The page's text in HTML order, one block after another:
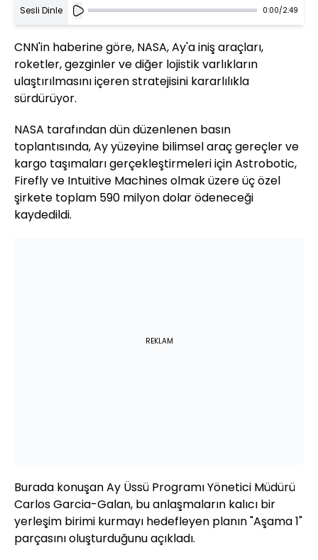
Sesli Dinle 0:00/2:49
CNN'in haberine göre, NASA, Ay'a iniş araçları,
roketler, gezginler ve diğer lojistik varlıkların
ulaştırılmasını içeren stratejisini kararlılıkla
sürdürüyor.
NASA tarafından dün düzenlenen basın
toplantısında, Ay yüzeyine bilimsel araç gereçler ve
kargo taşımaları gerçekleştirmeleri için Astrobotic,
Firefly ve Intuitive Machines olmak üzere üç özel
şirkete toplam 590 milyon dolar ödeneceği
kaydedildi.
REKLAM
Burada konuşan Ay Üssü Programı Yönetici Müdürü
Carlos Garcia-Galan, bu anlaşmaların kalıcı bir
yerleşim birimi kurmayı hedefleyen planın "Aşama 1"
parçasını oluşturduğunu açıkladı.